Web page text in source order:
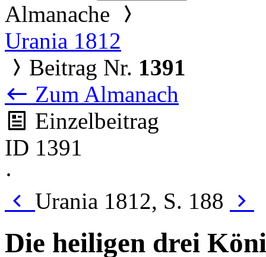
Almanache
Urania 1812
Beitrag Nr. 1391
Zum Almanach
Einzelbeitrag
ID 1391
·
Urania 1812, S. 188
Die heiligen drei